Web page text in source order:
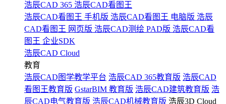
浩辰CAD 365 浩辰CAD看图王
浩辰CAD看图王 手机版 浩辰CAD看图王 电脑版 浩辰
CAD看图王 网页版 浩辰CAD测绘 PAD版 浩辰CAD看
图王 企业SDK
浩辰CAD Cloud
教育
浩辰CAD图学教学平台 浩辰CAD 365教育版 浩辰CAD
看图王教育版 GstarBIM 教育版 浩辰CAD建筑教育版 浩
辰CAD电气教育版 浩辰CAD机械教育版 浩辰3D Cloud